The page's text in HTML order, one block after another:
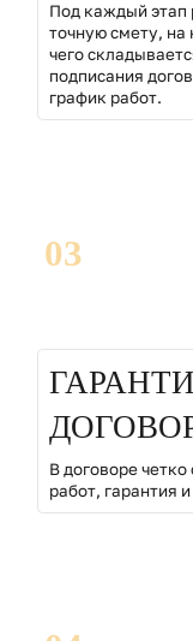
Под каждый этап
точную смету, на
чего
подписания
график работ.
03
В договоре
работ, гарантия